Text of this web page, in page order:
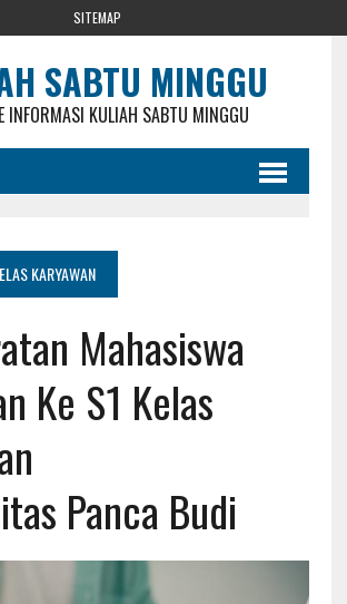
SITEMAP
SABTU MINGGU
INFORMASI KULIAH SABTU MINGGU
KARYAWAN
Mahasiswa
Ke S1 Kelas
Panca Budi